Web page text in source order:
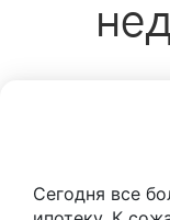
Сегодня все